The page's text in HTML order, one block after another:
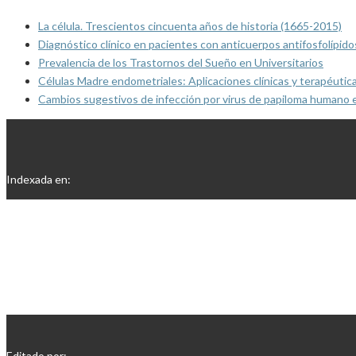
La célula. Trescientos cincuenta años de historia (1665-2015)
Diagnóstico clínico en pacientes con anticuerpos
Prevalencia de los Trastornos del Sueño en Universitarios
Células Madre endometriales: Aplicaciones clínicas y
Cambios sugestivos de infección por virus de papiloma
Indexada en: